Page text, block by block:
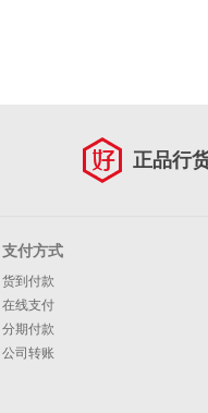
正品行
支付方式
货到付款
在线支付
分期付款
公司转账